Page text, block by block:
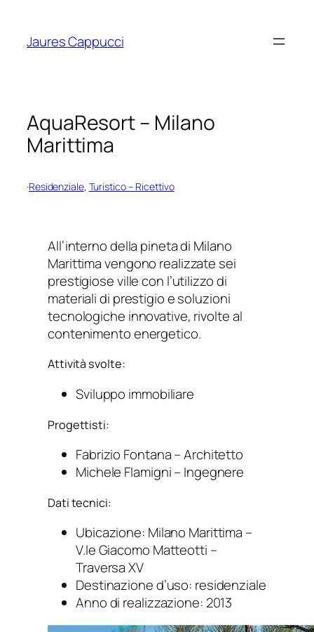
contenuto
Jaures Cappucci
AquaResort – Milano
Marittima
·Residenziale, Turistico – Ricettivo
All’interno della pineta di Milano
Marittima vengono realizzate sei
prestigiose ville con l’utilizzo di
materiali di prestigio e soluzioni
tecnologiche innovative, rivolte al
contenimento energetico.
Attività svolte:
Sviluppo immobiliare
Progettisti:
Fabrizio Fontana – Architetto
Michele Flamigni – Ingegnere
Dati tecnici:
Ubicazione: Milano Marittima –
V.le Giacomo Matteotti –
Traversa XV
Destinazione d’uso: residenziale
Anno di realizzazione: 2013